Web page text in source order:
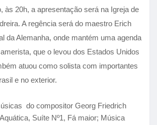
às 20h, a apresentação será na Igreja de
A regência será do maestro Erich
da Alemanha, onde mantém uma agenda
que o levou dos Estados Unidos
atuou como solista com importantes
e no exterior.
do compositor Georg Friedrich
Suíte Nº1, Fá maior; Música